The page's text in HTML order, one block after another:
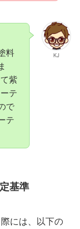
KJ
料
紫
テ
で
テ
基準
には、以下の